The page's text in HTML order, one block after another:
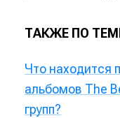
ТАКЖЕ ПО
Что находится
альбомов The
групп?